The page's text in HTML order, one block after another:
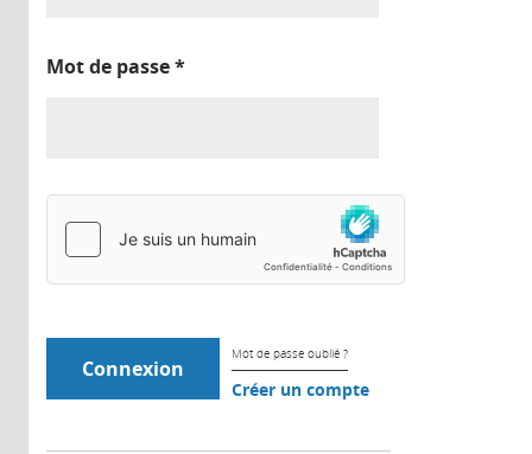
Mot de passe*
Mot de passe oublié ?
Créer un compte